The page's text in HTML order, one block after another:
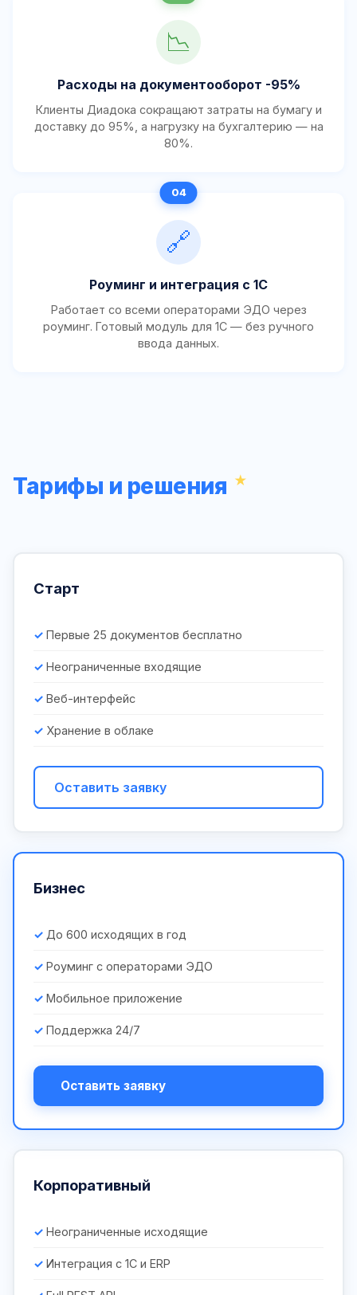
📉
Расходы на документооборот -95%
Клиенты Диадока сокращают затраты на бумагу и
доставку до 95%, а нагрузку на бухгалтерию — на
80%.
🔗
Роуминг и интеграция с 1С
Работает со всеми операторами ЭДО через
роуминг. Готовый модуль для 1С — без ручного
ввода данных.
Тарифы и решения
Старт
Первые 25 документов бесплатно
Неограниченные входящие
Веб-интерфейс
Хранение в облаке
Оставить заявку
Бизнес
До 600 исходящих в год
Роуминг с операторами ЭДО
Мобильное приложение
Поддержка 24/7
Оставить заявку
Корпоративный
Неограниченные исходящие
Интеграция с 1С и ERP